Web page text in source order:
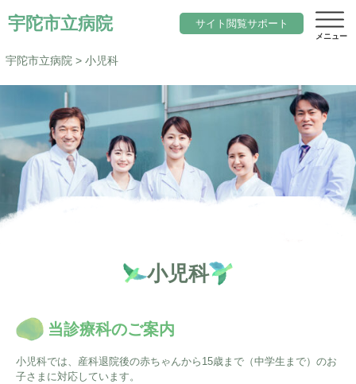
サイト内検索
文字サイズ
標準
小さく
大きく
色変更
当院について
院長のご挨拶
当院の特徴
施設概要
診療科目一覧
脳神経内科
小児科
外科
宇陀市立病院の役割
宇陀けあネット
サイトマップ
お問い合わせ
宇陀市立病院 サイト閲覧サポート
宇陀市立病院 >小児科
小児科
当診療科のご案内
小児科では、産科退院後の赤ちゃんから15歳まで（中学生まで）のお
子さまに対応しています。